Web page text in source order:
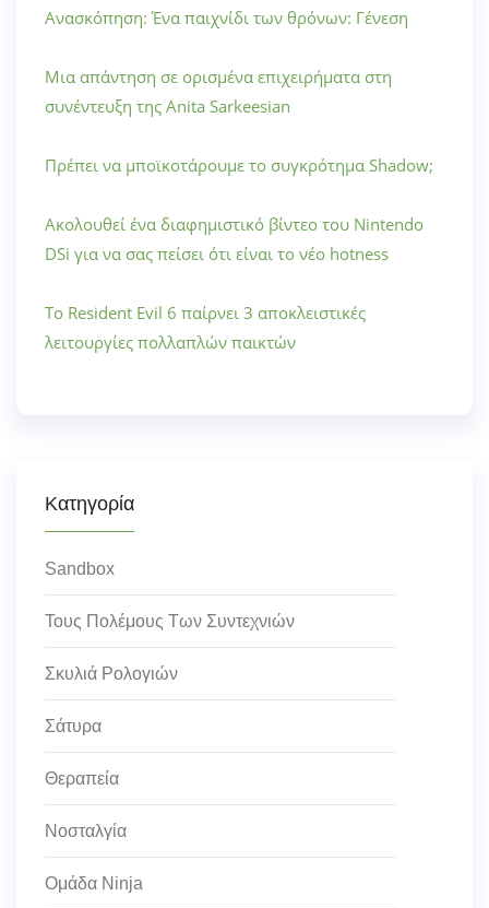
Ανασκόπηση: Ένα παιχνίδι των θρόνων: Γένεση
Μια απάντηση σε ορισμένα επιχειρήματα στη
συνέντευξη της Anita Sarkeesian
Πρέπει να μποϊκοτάρουμε το συγκρότημα Shadow;
Ακολουθεί ένα διαφημιστικό βίντεο του Nintendo
DSi για να σας πείσει ότι είναι το νέο hotness
Το Resident Evil 6 παίρνει 3 αποκλειστικές
λειτουργίες πολλαπλών παικτών
Κατηγορία
Sandbox
Τους Πολέμους Των Συντεχνιών
Σκυλιά Ρολογιών
Σάτυρα
Θεραπεία
Νοσταλγία
Ομάδα Ninja